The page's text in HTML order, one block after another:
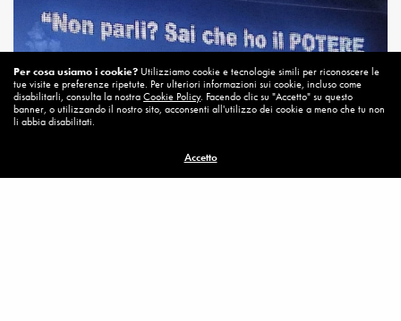
Per cosa usiamo i cookie? Utilizziamo cookie e tecnologie simili per riconoscere le
tue visite e preferenze ripetute. Per ulteriori informazioni sui cookie, incluso come
disabilitarli, consulta la nostraCookie Policy. Facendo clic su "Accetto" su questo
banner, o utilizzando il nostro sito, acconsenti all'utilizzo dei cookie a meno che tu non
li abbia disabilitati.
Accetto